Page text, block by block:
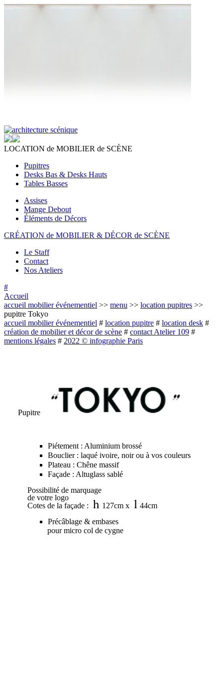
LOCATION de MOBILIER de SCÈNE
Pupitres
Desks Bas & Desks Hauts
Tables Basses
Assises
Mange Debout
Éléments de Décors
CRÉATION de MOBILIER & DÉCOR de SCÈNE
Le Staff
Contact
Nos Ateliers
#
Accueil
accueil mobilier événementiel >> menu >> location pupitres >>
pupitre Tokyo
Pupitre
Piétement : Aluminium brossé
Bouclier : laqué ivoire, noir ou à vos couleurs
Plateau : Chêne massif
Façade : Altuglass sablé
Possibilité de marquage
de votre logo
Cotes de la façade : h 127cm x l 44cm
Précâblage & embases
pour micro col de cygne
accueil mobilier événementiel # location pupitre # location desk #
création de mobilier et décor de scène # contact Atelier 109 #
mentions légales # 2022 © infographie Paris